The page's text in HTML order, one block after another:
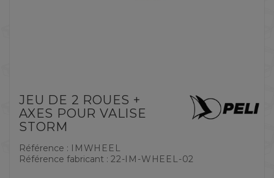
JEU DE 2 ROUES +
AXES POUR VALISE
STORM
Référence : IMWHEEL
Référence fabricant : 22-IM-WHEEL-02